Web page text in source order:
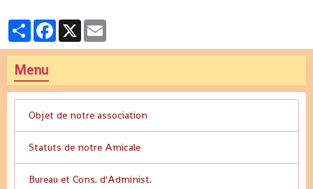
PartagerFacebook
X
Menu
Objet de notre association
Statuts de notre Amicale
Bureau et Cons. d'Administ.